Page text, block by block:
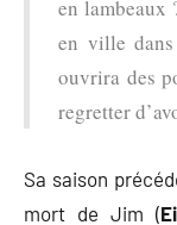
en lambeaux
en ville dans
ouvrira des
regretter
Sa saison
mort de Jim (